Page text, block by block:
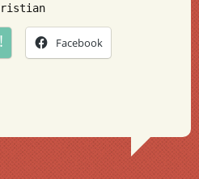
Facebook